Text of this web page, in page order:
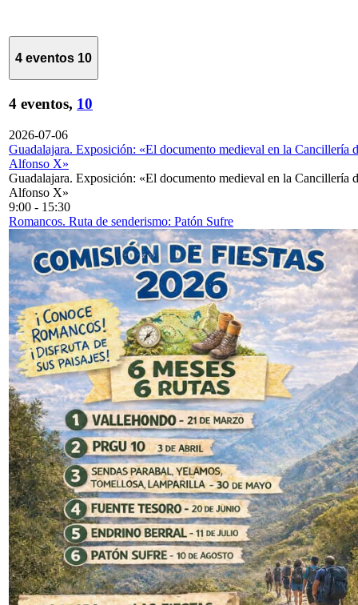
4 eventos 10
4 eventos, 10
2026-07-06
Guadalajara. Exposición: «El documento medieval en la Cancillería
Alfonso X»
Guadalajara. Exposición: «El documento medieval en la Cancillería
Alfonso X»
9:00 - 15:30
Romancos. Ruta de senderismo: Patón Sufre